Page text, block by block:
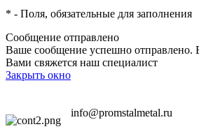
* - Поля, обязательные для заполнения
Сообщение отправлено
Ваше сообщение успешно отправлено.
Вами свяжется наш специалист
Закрыть окно
info@promstalmetal.ru